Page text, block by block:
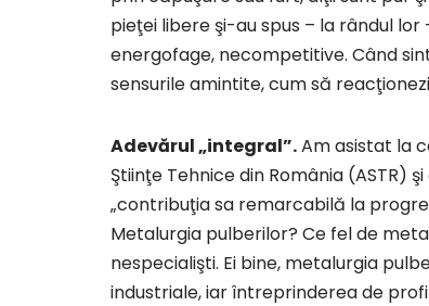
pieţei libere şi-au spus – la rândul
energofage, necompetitive. Când
sensurile amintite, cum să
Adevărul „integral”.Am asistat la
Ştiinţe Tehnice din România (ASTR)
„contribuţia sa remarcabilă la
Metalurgia pulberilor? Ce fel de
nespecialişti. Ei bine, metalurgia
industriale, iar întreprinderea de